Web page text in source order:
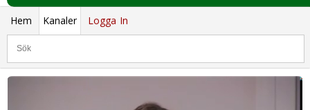
Hem Kanaler Logga In